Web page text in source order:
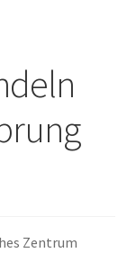
Zentrum